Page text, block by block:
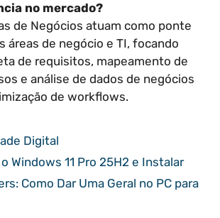
no mercado?
de Negócios atuam como ponte
áreas de negócio e TI, focando
de requisitos, mapeamento de
e análise de dados de negócios
de workflows.
Digital
Windows 11 Pro 25H2 e Instalar
Como Dar Uma Geral no PC para